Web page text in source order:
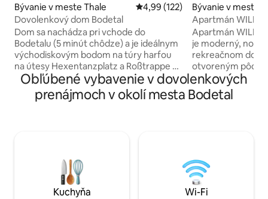
Bývanie v meste Thale Priemerné ohodnotenie 4,99 z
4,99 (122)
Dovolenkový dom Bodetal
Dom sa nachádza pri vchode do
Bodetalu (5 minút chôdze) a je ideálnym
východiskovým bodom na túry harfou
na útesy Hexentanzplatz a Roßtrappe s
lanovkou, sedačkovou lanovkou a
relaxáciou v termálnych kúpeľoch. 100-
ročný dom bol láskyplne
priestor s naolejovanými drevenými
podlahovými doskami dodávajú izbám
svetlo a atmosféru. Dom je vhodný pre
páry a rodiny s deťmi.
Bývanie v meste
(Harz)
Apartmán
kuchyňou a
Apartmán
je moderný, nový
rekreačnom
otvoreným
nábytkom v tichej
príjemná
veľkou láskou k detailom.
Wernigerode, a
nespočetné
spoločné výlety
Obľúbené vybavenie v dovolenkových
prenájmoch v okolí mesta Bodetal
Kuchyňa Wi-Fi